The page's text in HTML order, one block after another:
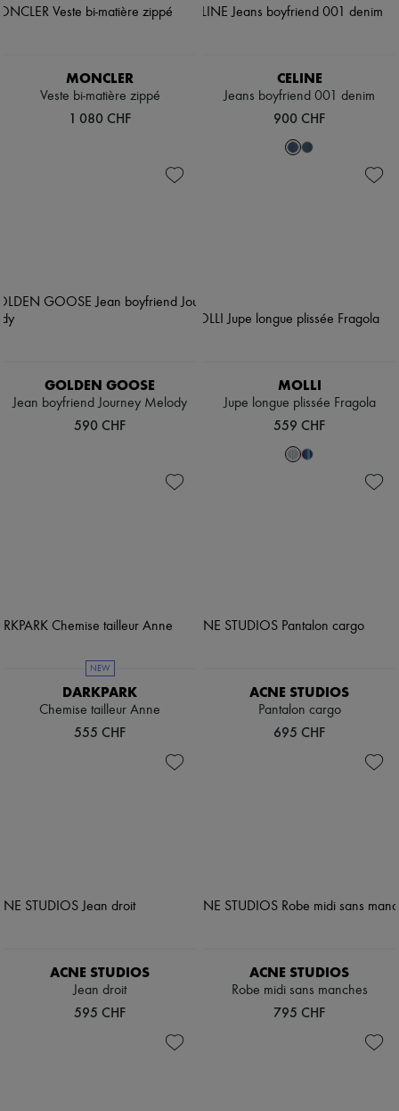
MONCLER
Veste bi-matière zippé
1 080 CHF
CELINE
Jeans boyfriend 001 denim
900 CHF
GOLDEN GOOSE
Jean boyfriend Journey Melody
590 CHF
MOLLI
Jupe longue plissée Fragola
559 CHF
NEW
DARKPARK
Chemise tailleur Anne
555 CHF
ACNE STUDIOS
Pantalon cargo
695 CHF
ACNE STUDIOS
Jean droit
595 CHF
ACNE STUDIOS
Robe midi sans manches
795 CHF